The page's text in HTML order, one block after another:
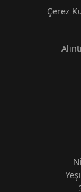
Çerez